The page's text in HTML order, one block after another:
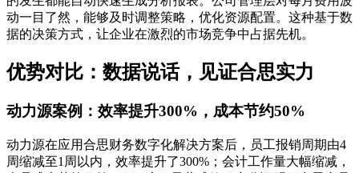
动一目了然，能够及时调整策略，优化资源配置。这种基于数
据的决策方式，让企业在激烈的市场竞争中占据先机。
优势对比：数据说话，见证合思实力
动力源案例：效率提升300%，成本节约50%
动力源在应用合思财务数字化解决方案后，员工报销周期由4
周缩减至1周以内，效率提升了300%；会计工作量大幅缩减，